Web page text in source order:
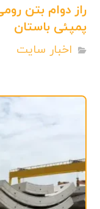
راز دوام بتن
پمپئی باستان
اخبار سایت